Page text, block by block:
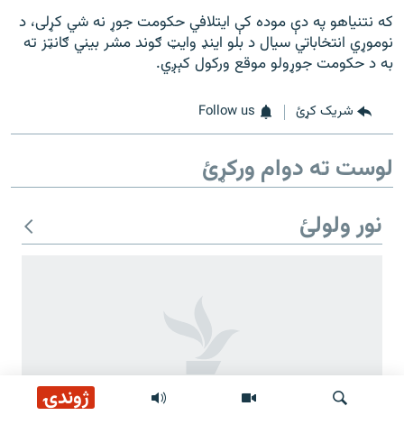
ژوندۍ
که نتنیاهو په دې موده کې ایتلافي حکومت جوړ نه شي کړلی، د
نوموړي انتخاباتي سیال د بلو اينډ وايټ ګوند مشر بيني ګانټز ته
به د حکومت جوړولو موقع ورکول کېږي.
شریک کړئ Follow us
لوست ته دوام ورکړئ
نور ولولئ